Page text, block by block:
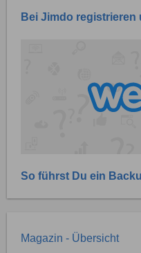
Bei Jimdo registrieren
So führst Du ein
Magazin - Übersicht